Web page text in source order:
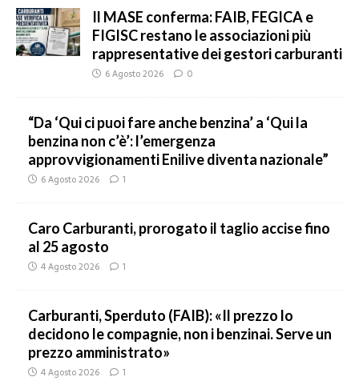
Il MASE conferma: FAIB, FEGICA e
FIGISC restano le associazioni più
rappresentative dei gestori carburanti
6 Agosto 2026 0
“Da ‘Qui ci puoi fare anche benzina’ a ‘Qui la
benzina non c’è’: l’emergenza
approvvigionamenti Enilive diventa nazionale”
6 Agosto 2026 1
Caro Carburanti, prorogato il taglio accise fino
al 25 agosto
4 Agosto 2026 1
Carburanti, Sperduto (FAIB): «Il prezzo lo
decidono le compagnie, non i benzinai. Serve un
prezzo amministrato»
4 Agosto 2026 1